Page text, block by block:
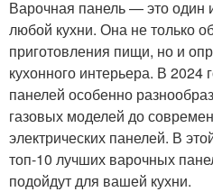
Варочная панель — это один
любой кухни. Она не только
приготовления пищи, но и
кухонного интерьера. В
панелей особенно
газовых моделей до
электрических панелей. В
топ-10 лучших варочных
подойдут для вашей кухни.